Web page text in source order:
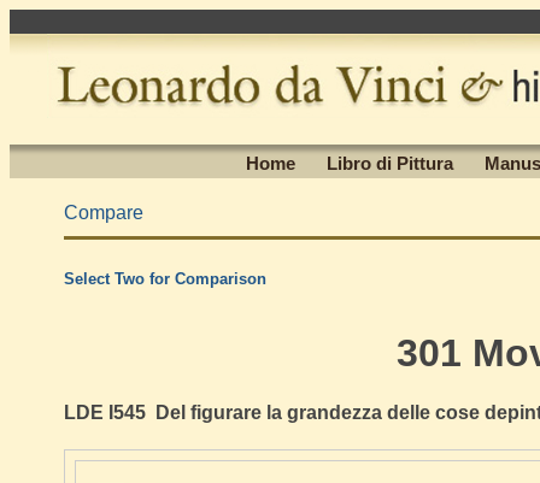
Home Libro di Pittura
Compare
Select Two for Comparison
301
LDE I545 Del figurare la grandezza delle cose